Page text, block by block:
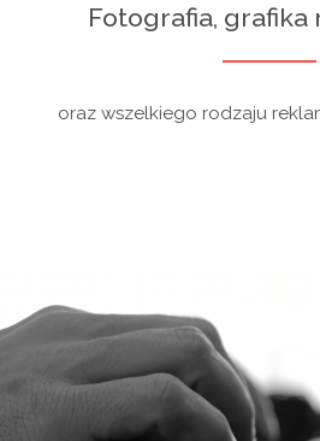
Fotografia, grafika
oraz wszelkiego rodzaju